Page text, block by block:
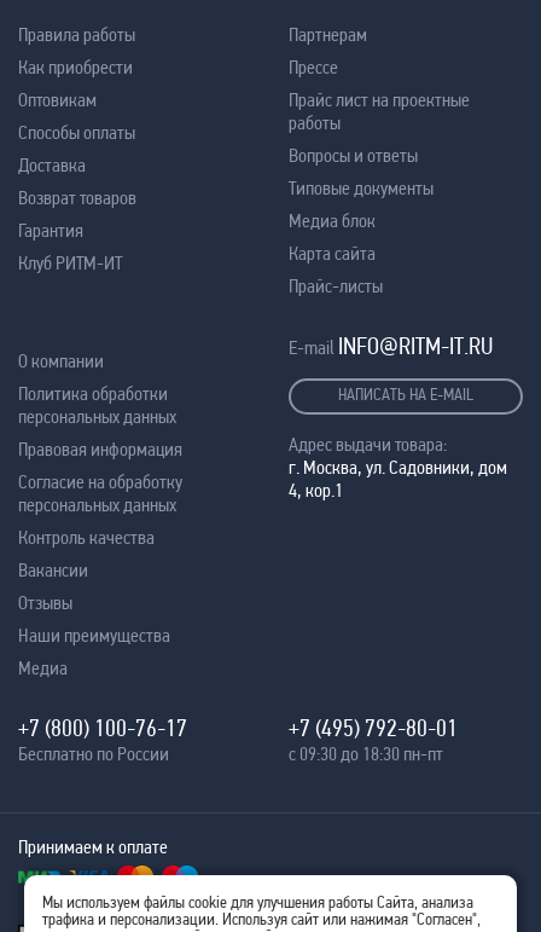
Правила работы
Как приобрести
Оптовикам
Способы оплаты
Доставка
Возврат товаров
Гарантия
Клуб РИТМ-ИТ
Партнерам
Прессе
Прайс лист на проектные
работы
Вопросы и ответы
Типовые документы
Медиа блок
Карта сайта
Прайс-листы
О компании
Политика обработки
персональных данных
Правовая информация
Согласие на обработку
персональных данных
Контроль качества
Вакансии
Отзывы
Наши преимущества
Медиа
E-mail INFO@RITM-IT.RU
НАПИСАТЬ НА E-MAIL
Адрес выдачи товара:
г. Москва, ул. Садовники, дом
4, кор.1
+7 (800) 100-76-17
Бесплатно по России
+7 (495) 792-80-01
с 09:30 до 18:30 пн-пт
Принимаем к оплате
Мы используем файлы cookie для улучшения работы Сайта, анализа
трафика и персонализации. Используя сайт или нажимая "Согласен",